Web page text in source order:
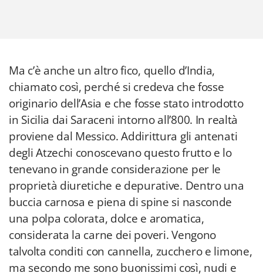
Ma c’è anche un altro fico, quello d’India,
chiamato così, perché si credeva che fosse
originario dell’Asia e che fosse stato introdotto
in Sicilia dai Saraceni intorno all’800. In realtà
proviene dal Messico. Addirittura gli antenati
degli Atzechi conoscevano questo frutto e lo
tenevano in grande considerazione per le
proprietà diuretiche e depurative. Dentro una
buccia carnosa e piena di spine si nasconde
una polpa colorata, dolce e aromatica,
considerata la carne dei poveri. Vengono
talvolta conditi con cannella, zucchero e limone,
ma secondo me sono buonissimi così, nudi e